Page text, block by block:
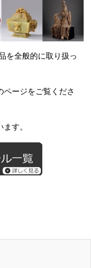
を全般的に取り扱っ
ページをご覧くださ
す。